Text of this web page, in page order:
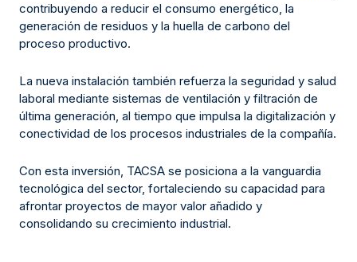
contribuyendo a reducir el consumo energético, la
generación de residuos y la huella de carbono del
proceso productivo.
La nueva instalación también refuerza la seguridad y salud
laboral mediante sistemas de ventilación y filtración de
última generación, al tiempo que impulsa la digitalización y
conectividad de los procesos industriales de la compañía.
Con esta inversión, TACSA se posiciona a la vanguardia
tecnológica del sector, fortaleciendo su capacidad para
afrontar proyectos de mayor valor añadido y
consolidando su crecimiento industrial.